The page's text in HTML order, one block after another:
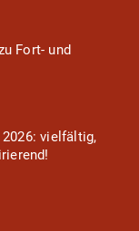
Fort- und
vielfältig,